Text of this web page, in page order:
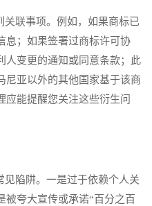
联事项。例如，如果商标已
息；如果签署过商标许可协
人变更的通知或同意条款；此
尼亚以外的其他国家基于该商
能提醒您关注这些衍生问
陷阱。一是过于依赖个人关
被夸大宣传或承诺“百分之百